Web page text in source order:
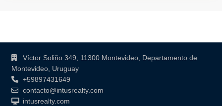
Víctor Soliño 349, 11300 Montevideo, Departamento de
Montevideo, Uruguay
+59897431649
contacto@intusrealty.com
intusrealty.com